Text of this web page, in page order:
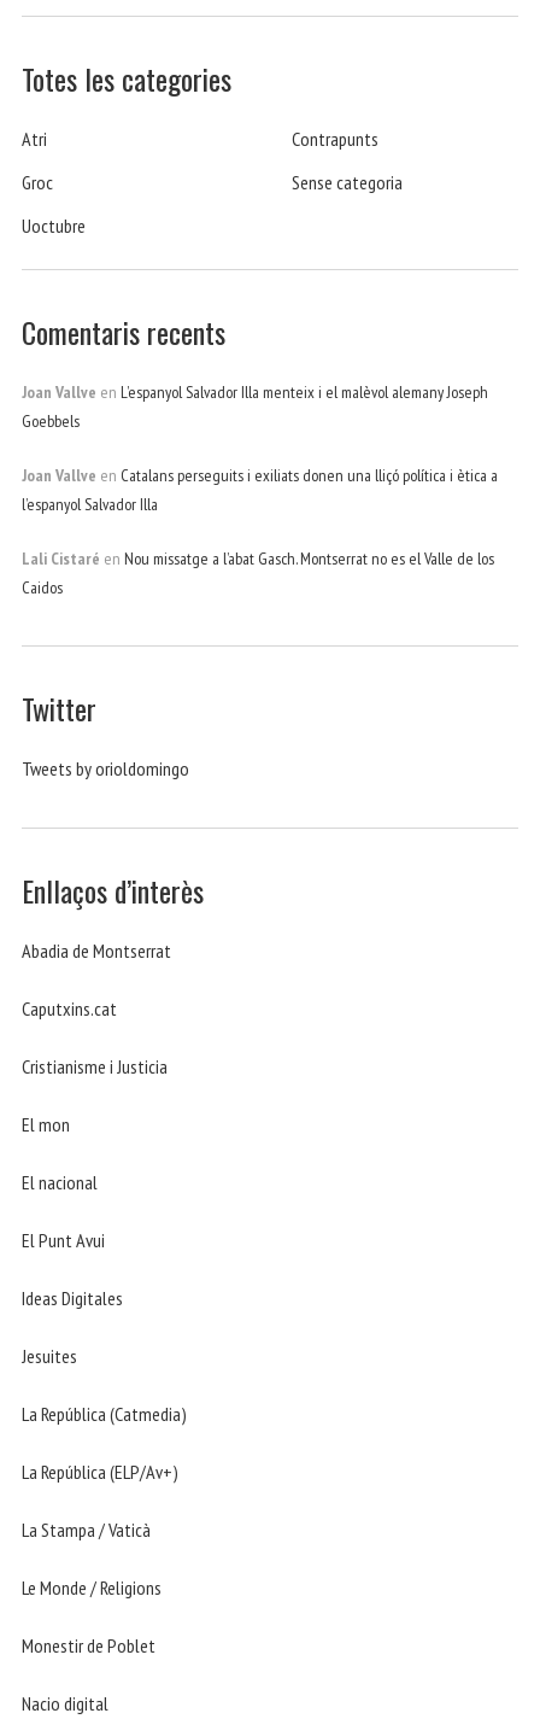
Totes les categories
Atri
Contrapunts
Groc
Sense categoria
Uoctubre
Comentaris recents
Joan Vallve en L’espanyol Salvador Illa menteix i el malèvol alemany Joseph
Goebbels
Joan Vallve en Catalans perseguits i exiliats donen una lliçó política i ètica a
l’espanyol Salvador Illa
Lali Cistaré en Nou missatge a l’abat Gasch. Montserrat no es el Valle de los
Caidos
Twitter
Tweets by orioldomingo
Enllaços d’interès
Abadia de Montserrat
Caputxins.cat
Cristianisme i Justicia
El mon
El nacional
El Punt Avui
Ideas Digitales
Jesuites
La República (Catmedia)
La República (ELP/Av+)
La Stampa / Vaticà
Le Monde / Religions
Monestir de Poblet
Nacio digital